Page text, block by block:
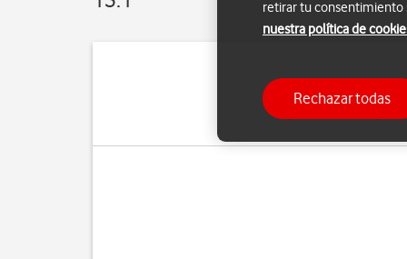
Puedes configurar el
poder liberar
retirar tu consentimiento
nuestra política de
Rechazar todas